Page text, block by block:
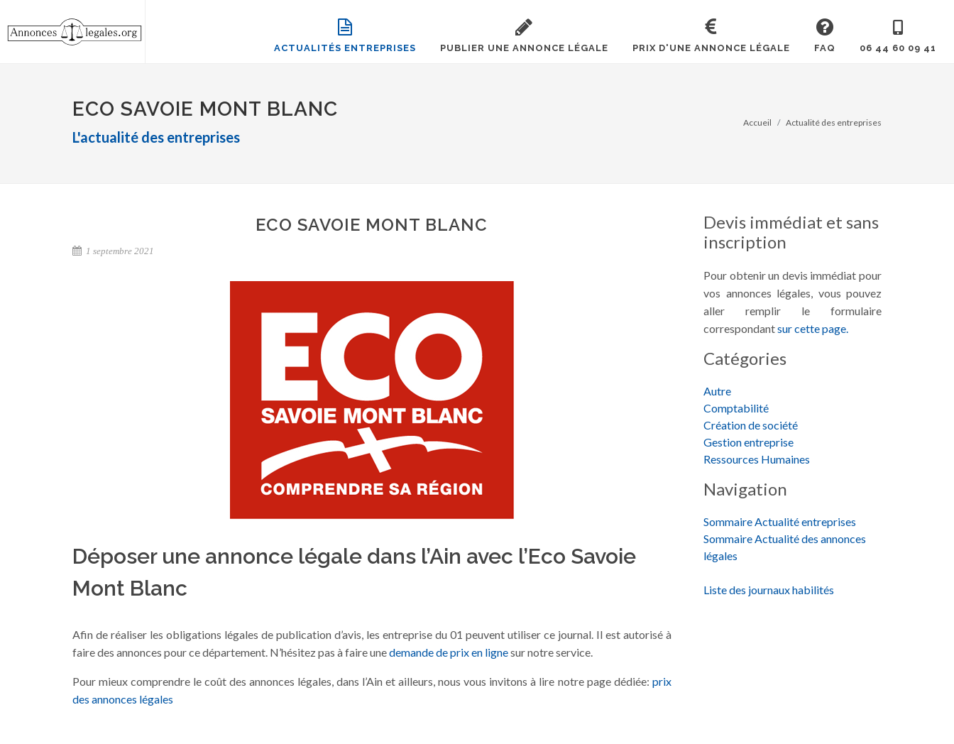
ACTUALITÉS ENTREPRISES PUBLIER UNE ANNONCE LÉGALE PRIX D'UNE ANNONCE LÉGALE FAQ 06 44 60 09 41
ECO SAVOIE MONT BLANC
L'actualité des entreprises
Accueil Actualité des entreprises
ECO SAVOIE MONT BLANC
1 septembre 2021
Déposer une annonce légale dans l’Ain avec l’Eco Savoie
Mont Blanc
Afin de réaliser les obligations légales de publication d’avis, les entreprise du 01 peuvent utiliser ce journal. Il est autorisé à
faire des annonces pour ce département. N’hésitez pas à faire unedemande de prix en lignesur notre service.
Pour mieux comprendre le coût des annonces légales, dans l’Ain et ailleurs, nous vous invitons à lire notre page dédiée: prix
des annonces légales
Devis immédiat et sans
inscription
Pour obtenir un devis immédiat pour
vos annonces légales, vous pouvez
aller remplir le formulaire
correspondantsur cette page.
Catégories
Autre
Comptabilité
Création de société
Gestion entreprise
Ressources Humaines
Navigation
Sommaire Actualité entreprises
Sommaire Actualité des annonces
légales
Liste des journaux habilités